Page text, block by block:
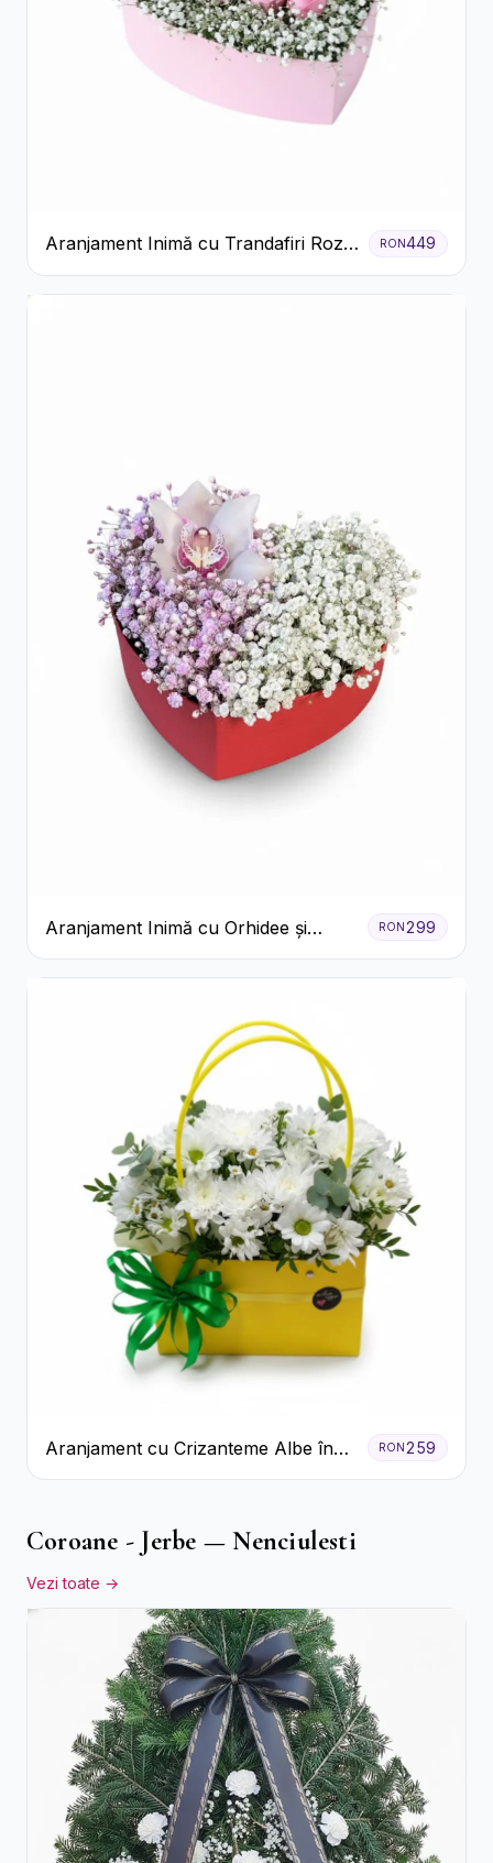
Aranjament Inimă cu Trandafiri Roz
și Gypsophila Albă
RON449
Aranjament Inimă cu Orhidee și
Floarea Miresei
RON299
Aranjament cu Crizanteme Albe în
Cutie Galbenă
RON259
Coroane - Jerbe — Nenciulesti
Vezi toate →